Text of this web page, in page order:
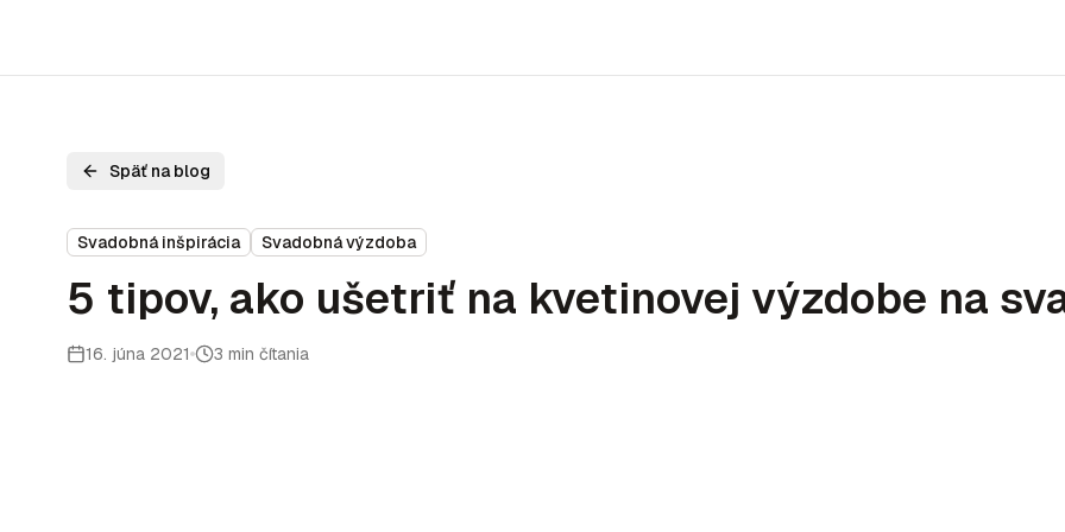
Späť na blog
Svadobná inšpirácia Svadobná výzdoba
5 tipov, ako ušetriť na kvetinovej výzdobe na
16. júna 2021 3 min čítania